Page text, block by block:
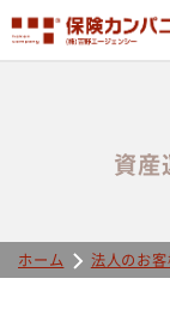
資産
ホーム 法人のお